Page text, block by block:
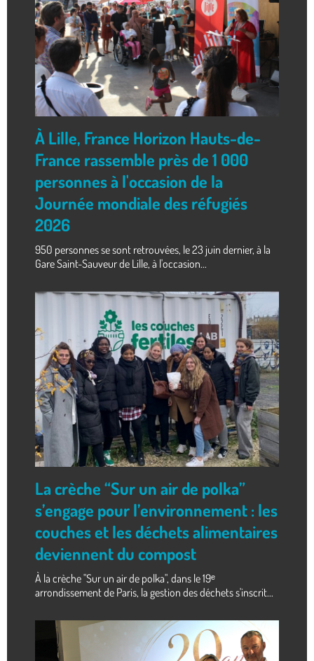
À Lille, France Horizon Hauts-de-
France rassemble près de 1 000
personnes à l'occasion de la
Journée mondiale des réfugiés
2026
950 personnes se sont retrouvées, le 23 juin dernier, à la
Gare Saint-Sauveur de Lille, à l'occasion...
La crèche “Sur un air de polka”
s’engage pour l’environnement : les
couches et les déchets alimentaires
deviennent du compost
À la crèche "Sur un air de polka", dans le 19ᵉ
arrondissement de Paris, la gestion des déchets s'inscrit...